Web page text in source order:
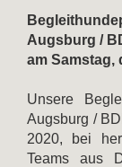
Augsburg /
am Samstag,
Unsere
Augsburg /
2020, bei
Teams aus